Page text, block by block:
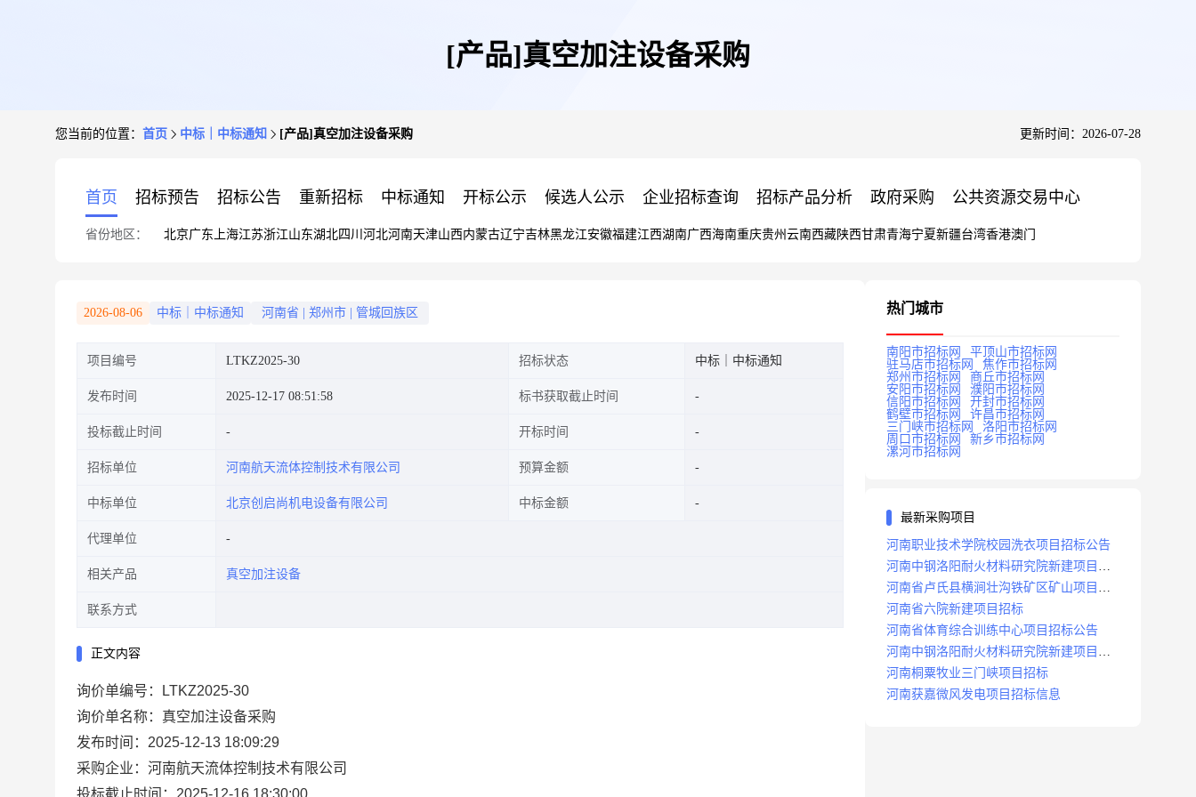
[产品]真空加注设备采购
您当前的位置： 首页 中标｜中标通知 [产品]真空加注设备采购 更新时间：2026-07-28
首页 招标预告 招标公告 重新招标 中标通知 开标公示 候选人公示 企业招标查询 招标产品分析 政府采购 公共资源交易中心
省份地区： 北京广东 上海江苏浙江山东湖北四川 河北河南天津山西内蒙古辽宁吉林黑龙江安徽福建江西湖南广西海南重庆贵州 云南西藏陕西甘肃青海宁夏新疆台湾香港澳门
2026-08-06 中标｜中标通知 河南省 郑州市 管城回族区
项目编号 LTKZ2025-30 招标状态 中标｜中标通知
发布时间 2025-12-17 08:51:58 标书获取截止时间
投标截止时间 开标时间
招标单位 河南航天流体控制技术有限公司 预算金额
中标单位 北京创启尚机电设备有限公司 中标金额
代理单位
相关产品 真空加注设备
联系方式
正文内容
询价单编号：LTKZ2025-30
询价单名称：真空加注设备采购
发布时间：2025-12-13 18:09:29
采购企业：河南航天流体控制技术有限公司
投标截止时间：2025-12-16 18:30:00
热门城市
南阳市招标网
平顶山市招标网
驻马店市招标网
焦作市招标网
郑州市招标网
商丘市招标网
安阳市招标网
濮阳市招标网
信阳市招标网
开封市招标网
鹤壁市招标网
许昌市招标网
三门峡市招标网
洛阳市招标网
周口市招标网
新乡市招标网
漯河市招标网
最新采购项目
河南职业技术学院校园洗衣项目招标公告
河南中钢洛阳耐火材料研究院新建项目招
标
河南省卢氏县横涧壮沟铁矿区矿山项目招
标公告
河南省六院新建项目招标
河南省体育综合训练中心项目招标公告
河南中钢洛阳耐火材料研究院新建项目招
标
河南桐粟牧业三门峡项目招标
河南获嘉微风发电项目招标信息